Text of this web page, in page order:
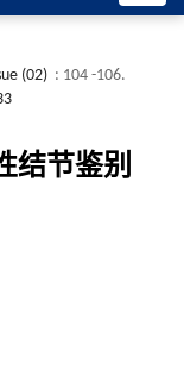
(02) : 104 -106.
结节鉴别